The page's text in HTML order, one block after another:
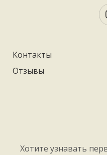
Контакты
Отзывы
Хотите узнавать